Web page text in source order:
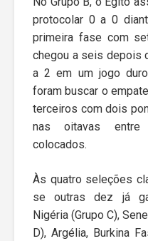
protocolar 0 a 0
primeira fase com
chegou a seis depois
a 2 em um jogo
foram buscar o
terceiros com dois
nas oitavas entre
colocados.
Às quatro seleções
se outras dez já
Nigéria (Grupo C),
D), Argélia, Burkina